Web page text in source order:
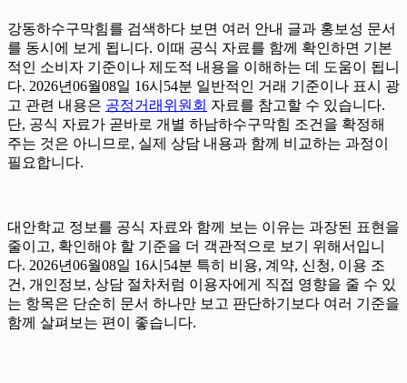
강동하수구막힘를 검색하다 보면 여러 안내 글과 홍보성 문서
를 동시에 보게 됩니다. 이때 공식 자료를 함께 확인하면 기본
적인 소비자 기준이나 제도적 내용을 이해하는 데 도움이 됩니
다. 2026년06월08일 16시54분 일반적인 거래 기준이나 표시 광
고 관련 내용은 공정거래위원회 자료를 참고할 수 있습니다.
단, 공식 자료가 곧바로 개별 하남하수구막힘 조건을 확정해
주는 것은 아니므로, 실제 상담 내용과 함께 비교하는 과정이
필요합니다.
대안학교 정보를 공식 자료와 함께 보는 이유는 과장된 표현을
줄이고, 확인해야 할 기준을 더 객관적으로 보기 위해서입니
다. 2026년06월08일 16시54분 특히 비용, 계약, 신청, 이용 조
건, 개인정보, 상담 절차처럼 이용자에게 직접 영향을 줄 수 있
는 항목은 단순히 문서 하나만 보고 판단하기보다 여러 기준을
함께 살펴보는 편이 좋습니다.